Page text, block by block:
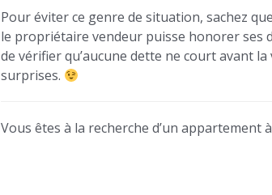
Pour éviter ce genre de situation, sachez
le propriétaire vendeur puisse honorer ses
de vérifier qu’aucune dette ne court avant
surprises.
Vous êtes à la recherche d’un appartement